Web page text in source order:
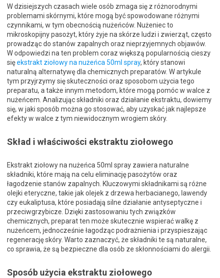
W dzisiejszych czasach wiele osób zmaga się z różnorodnymi
problemami skórnymi, które mogą być spowodowane różnymi
czynnikami, w tym obecnością nużeńców. Nużeniec to
mikroskopijny pasożyt, który żyje na skórze ludzi i zwierząt, często
prowadząc do stanów zapalnych oraz nieprzyjemnych objawów.
W odpowiedzi na ten problem coraz większą popularnością cieszy
sięekstrakt ziołowy na nużeńca 50ml spray, który stanowi
naturalną alternatywę dla chemicznych preparatów. W artykule
tym przyjrzymy się skuteczności oraz sposobom użycia tego
preparatu, a także innym metodom, które mogą pomóc w walce z
nużeńcem. Analizując składniki oraz działanie ekstraktu, dowiemy
się, w jaki sposób można go stosować, aby uzyskać jak najlepsze
efekty w walce z tym niewidocznym wrogiem skóry.
Skład i właściwości ekstraktu ziołowego
Ekstrakt ziołowy na nużeńca 50ml spray zawiera naturalne
składniki, które mają na celu eliminację pasożytów oraz
łagodzenie stanów zapalnych. Kluczowymi składnikami są różne
olejki eteryczne, takie jak olejek z drzewa herbacianego, lawendy
czy eukaliptusa, które posiadają silne działanie antyseptyczne i
przeciwgrzybicze. Dzięki zastosowaniu tych związków
chemicznych, preparat ten może skutecznie wspierać walkę z
nużeńcem, jednocześnie łagodząc podrażnienia i przyspieszając
regenerację skóry. Warto zaznaczyć, że składniki te są naturalne,
co sprawia, że są bezpieczne dla osób ze skłonnościami do alergii.
Sposób użycia ekstraktu ziołowego